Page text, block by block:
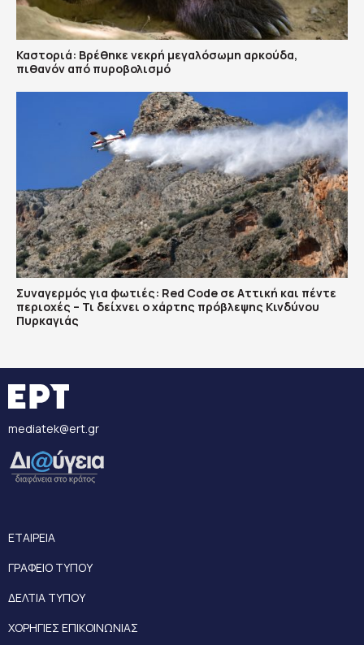
Καστοριά: Βρέθηκε νεκρή μεγαλόσωμη αρκούδα,
πιθανόν από πυροβολισμό
Συναγερμός για φωτιές: Red Code σε Αττική και πέντε
περιοχές – Τι δείχνει ο χάρτης πρόβλεψης Κινδύνου
Πυρκαγιάς
mediatek@ert.gr
ΕΤΑΙΡΕΙΑ
ΓΡΑΦΕΙΟ ΤΥΠΟΥ
ΔΕΛΤΙΑ ΤΥΠΟΥ
ΧΟΡΗΓΙΕΣ ΕΠΙΚΟΙΝΩΝΙΑΣ